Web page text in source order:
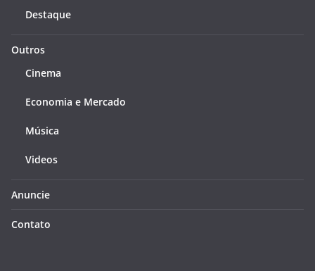
Destaque
Outros
Cinema
Economia e Mercado
Música
Videos
Anuncie
Contato